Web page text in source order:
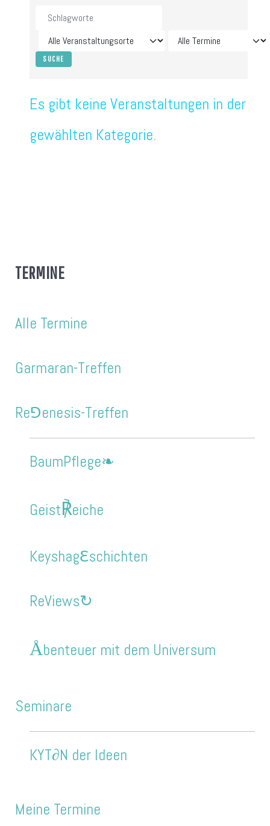
Es gibt keine Veranstaltungen in der
gewählten Kategorie.
TERMINE
Alle Termine
Garmaran-Treffen
Re⅁enesis-Treffen
BaumPflege❧
Geist℟eiche
Keyshagℇschichten
ReViews↻
Åbenteuer mit dem Universum
Seminare
KYT∂N der Ideen
Meine Termine